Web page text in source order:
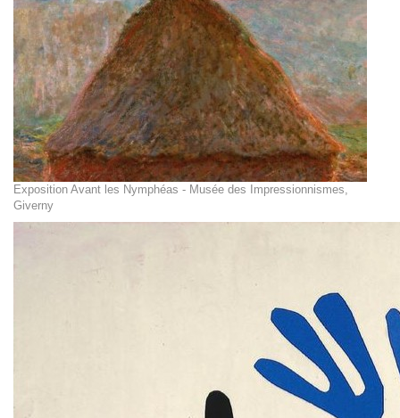
Exposition Avant les Nymphéas - Musée des Impressionnismes,
Giverny